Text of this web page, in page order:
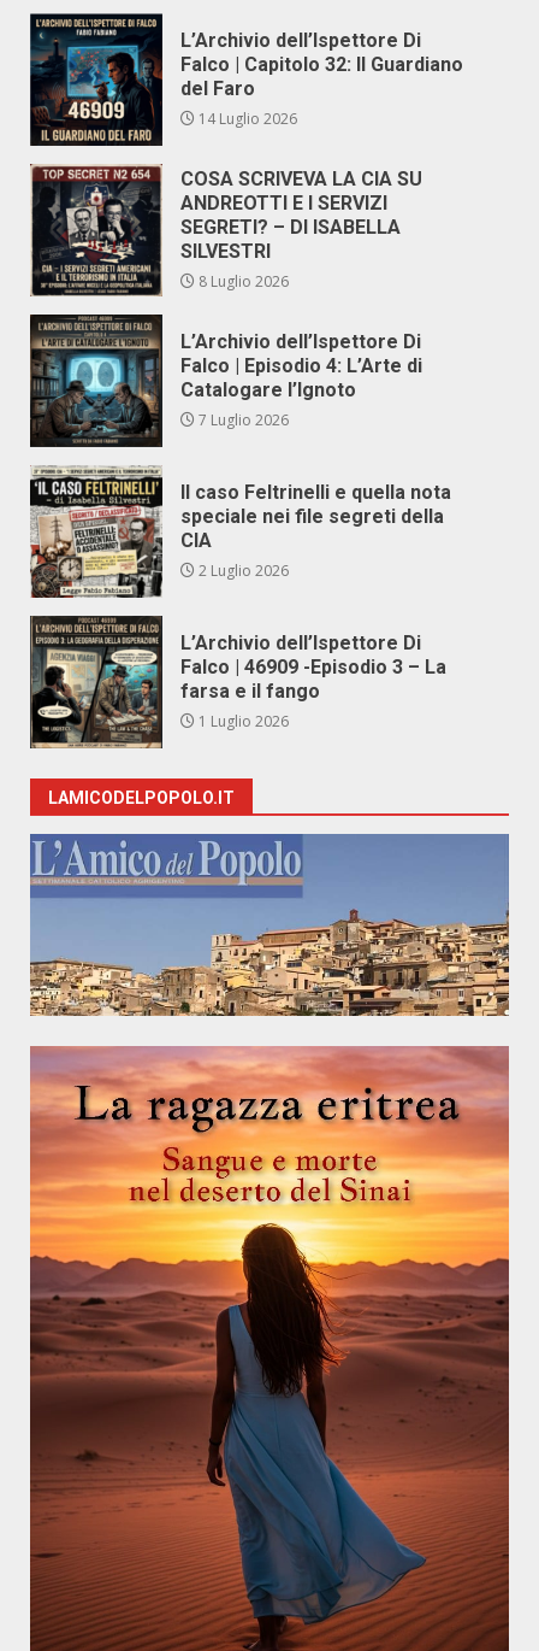
L’Archivio dell’Ispettore Di
Falco | Capitolo 32: Il Guardiano
del Faro
14 Luglio 2026
COSA SCRIVEVA LA CIA SU
ANDREOTTI E I SERVIZI
SEGRETI? – DI ISABELLA
SILVESTRI
8 Luglio 2026
L’Archivio dell’Ispettore Di
Falco | Episodio 4: L’Arte di
Catalogare l’Ignoto
7 Luglio 2026
Il caso Feltrinelli e quella nota
speciale nei file segreti della
CIA
2 Luglio 2026
L’Archivio dell’Ispettore Di
Falco | 46909 -Episodio 3 – La
farsa e il fango
1 Luglio 2026
LAMICODELPOPOLO.IT